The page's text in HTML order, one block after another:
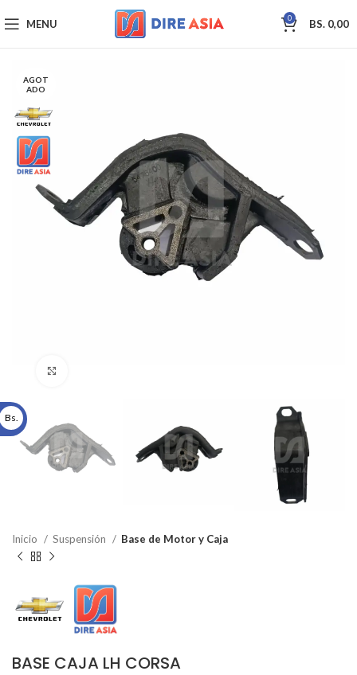
MENU 0 BS. 0,00
AGOT
ADO
Inicio Suspensión Base de Motor y Caja
BASE CAJA LH CORSA
Bs.